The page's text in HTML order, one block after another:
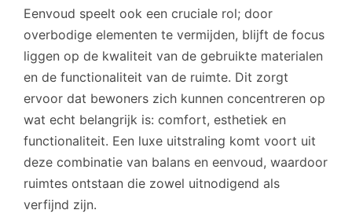
Eenvoud speelt ook een cruciale rol; door
overbodige elementen te vermijden, blijft de focus
liggen op de kwaliteit van de gebruikte materialen
en de functionaliteit van de ruimte. Dit zorgt
ervoor dat bewoners zich kunnen concentreren op
wat echt belangrijk is: comfort, esthetiek en
functionaliteit. Een luxe uitstraling komt voort uit
deze combinatie van balans en eenvoud, waardoor
ruimtes ontstaan die zowel uitnodigend als
verfijnd zijn.